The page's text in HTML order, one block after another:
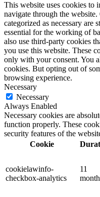
This website uses cookies to
navigate through the
categorized as necessary are
essential for the working of
also use third-party cookies
you use this website. These
only with your consent. You
cookies. But opting out of
browsing experience.
Necessary
Necessary
Always Enabled
Necessary cookies are
function properly. These
security features of the
Cookie
cookielawinfo-
checkbox-analytics
11